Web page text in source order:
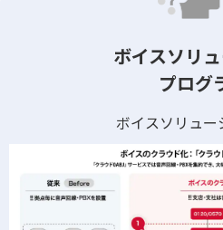
ボイスソリ
プログ
ボイスソリュー